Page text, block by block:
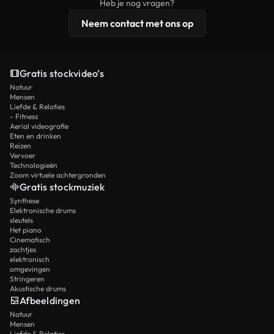
licentiebescherming omvat.
Heb je nog vragen?
Neem contact met ons op
Gratis stockvideo’s
Natuur
Mensen
Liefde & Relaties
- Fitness
Aerial videografie
Eten en drinken
Reizen
Vervoer
Technologieën
Zoom virtuele achtergronden
Gratis stockmuziek
Synthese
Elektronische drums
sleutels
Het piano
Cinematisch
zachtjes
elektronisch
omgevingen
Stringeren
Akustische drums
Afbeeldingen
Natuur
Mensen